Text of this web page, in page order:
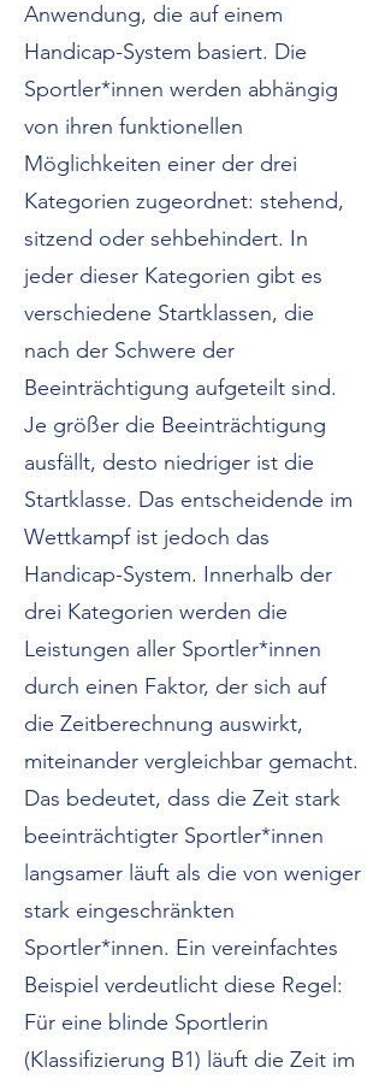
Anwendung, die auf einem
Handicap-System basiert. Die
Sportler*innen werden abhängig
von ihren funktionellen
Möglichkeiten einer der drei
Kategorien zugeordnet: stehend,
sitzend oder sehbehindert. In
jeder dieser Kategorien gibt es
verschiedene Startklassen, die
nach der Schwere der
Beeinträchtigung aufgeteilt sind.
Je größer die Beeinträchtigung
ausfällt, desto niedriger ist die
Startklasse. Das entscheidende im
Wettkampf ist jedoch das
Handicap-System. Innerhalb der
drei Kategorien werden die
Leistungen aller Sportler*innen
durch einen Faktor, der sich auf
die Zeitberechnung auswirkt,
miteinander vergleichbar gemacht.
Das bedeutet, dass die Zeit stark
beeinträchtigter Sportler*innen
langsamer läuft als die von weniger
stark eingeschränkten
Sportler*innen. Ein vereinfachtes
Beispiel verdeutlicht diese Regel:
Für eine blinde Sportlerin
(Klassifizierung B1) läuft die Zeit im